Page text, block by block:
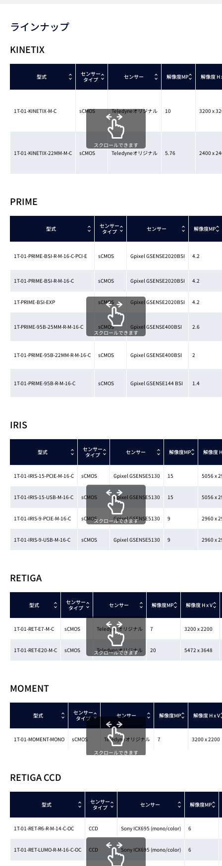
ラインナップ
KINETIX
型式
センサー
タイプ
センサー 解像度MP 解像度 H
1T-01-KINETIX-M-C sCMOS Teledyneオリジナル 10 3200 x
1T-01-KINETIX-22MM-M-C sCMOS Teledyneオリジナル 5.76 2400 x
スクロールできます
PRIME
型式
センサー
タイプ
センサー 解像度MP
1T-01-PRIME-BSI-R-M-16-C-PCI-E sCMOS Gpixel GSENSE2020BSI 4.2
1T-01-PRIME-BSI-R-M-16-C sCMOS Gpixel GSENSE2020BSI 4.2
1T-PRIME-BSI-EXP sCMOS Gpixel GSENSE2020BSI 4.2
1T-PRIME-95B-25MM-R-M-16-C sCMOS Gpixel GSENSE400BSI 2.6
1T-01-PRIME-95B-22MM-R-M-16-C sCMOS Gpixel GSENSE400BSI 2
1T-01-PRIME-95B-R-M-16-C sCMOS Gpixel GSENSE144 BSI 1.4
スクロールできます
IRIS
型式
センサー
タイプ
センサー 解像度MP 解像度
1T-01-IRIS-15-PCIE-M-16-C sCMOS Gpixel GSENSE5130 15 5056 x
1T-01-IRIS-15-USB-M-16-C sCMOS Gpixel GSENSE5130 15 5056 x
1T-01-IRIS-9-PCIE-M-16-C sCMOS Gpixel GSENSE5130 9 2960 x
1T-01-IRIS-9-USB-M-16-C sCMOS Gpixel GSENSE5130 9 2960 x
スクロールできます
RETIGA
型式
センサー
タイプ
センサー 解像度MP 解像度 H x V
1T-01-RET-E7-M-C sCMOS Teledyneオリジナル 7 3200 x 2200
1T-01-RET-E20-M-C sCMOS Teledyneオリジナル 20 5472 x 3648
スクロールできます
MOMENT
型式
センサー
タイプ
センサー 解像度MP 解像度 H x V
1T-01-MOMENT-MONO sCMOS Teledyneオリジナル 7
3200 x 2200
スクロールできます
RETIGA CCD
型式
センサー
タイプ
センサー 解像度MP
1T-01-RET-R6-R-M-14-C-OC CCD Sony ICX695 (mono/color) 6
1T-01-RET-LUMO-R-M-16-C-OC CCD Sony ICX695 (mono/color) 6